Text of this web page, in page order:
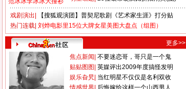
戏剧演出
【搜狐观演团】普契尼歌剧《艺术家生涯》打分贴
热门连载 刘烨电影里15位大牌女星美图大盘点（组图）
更多>>
焦点新闻 不要迷恋哥，哥只是一个鬼
贴贴图图 英媒评出2009年度搞怪发明
娱乐旮旯 当红明星不仅仅是名利双收
情感世界 后悔嫁给这样一个山西男人